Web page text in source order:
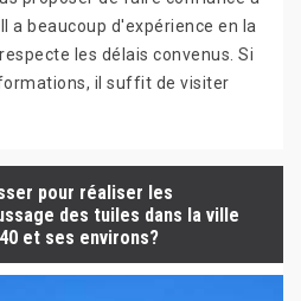
a beaucoup d'expérience en la
les délais convenus. Si
il suffit de visiter
pour réaliser les
des tuiles dans la ville
et ses environs?